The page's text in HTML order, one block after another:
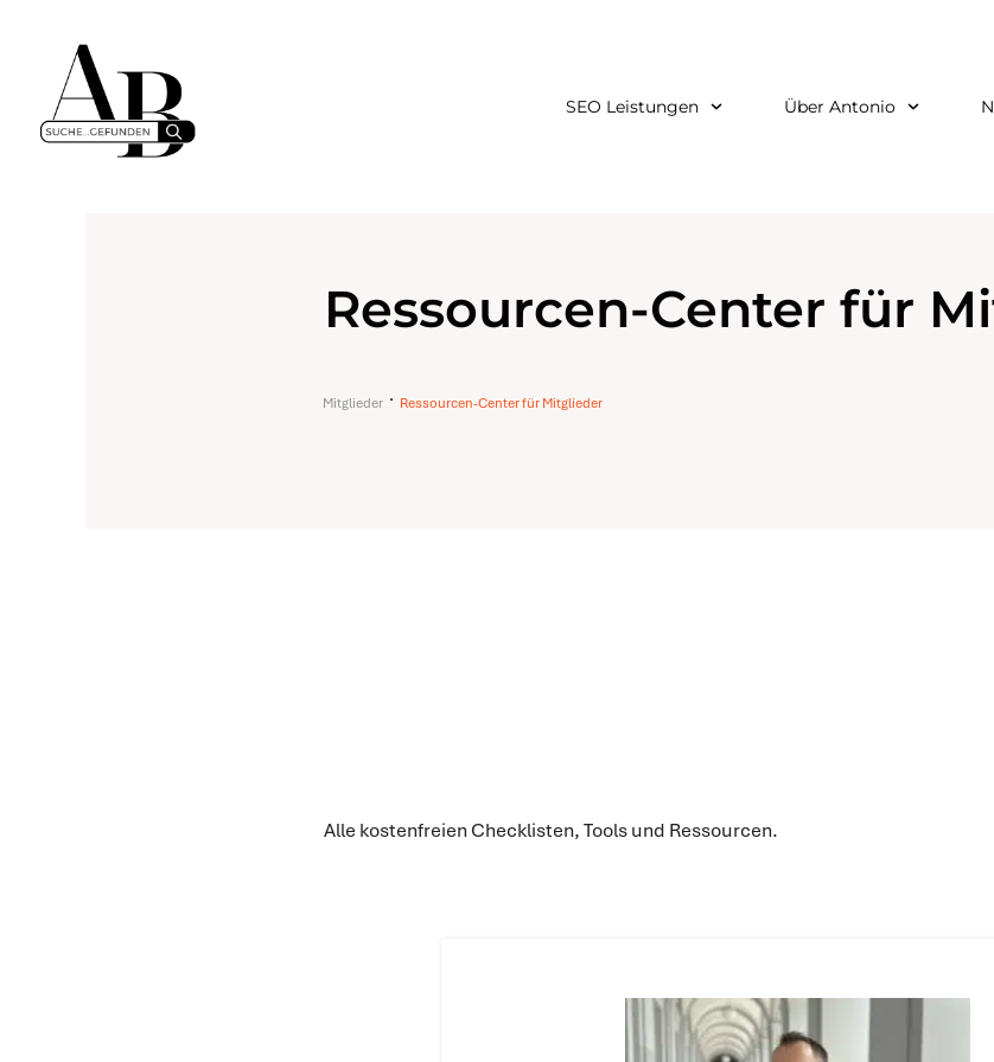
SEO Leistungen Über Antonio
Ressourcen-Center für
Mitglieder Ressourcen-Center für Mitglieder
Alle kostenfreien Checklisten, Tools und Ressourcen.